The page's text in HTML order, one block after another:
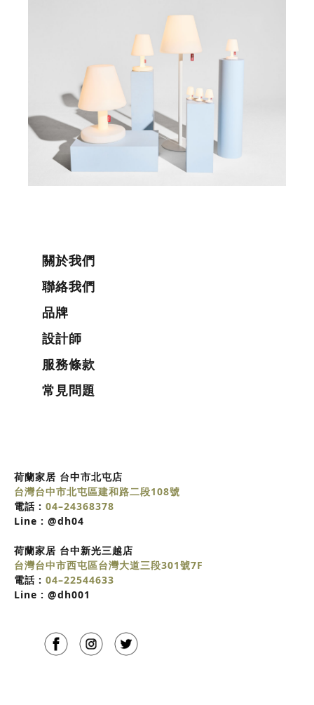
關於我們
聯絡我們
品牌
設計師
服務條款
常見問題
荷蘭家居 台中市北屯店
台灣台中市北屯區建和路二段108號
電話 : 04–24368378
Line : @dh04
荷蘭家居 台中新光三越店
台灣台中市西屯區台灣大道三段301號7F
電話 : 04–22544633
Line : @dh001